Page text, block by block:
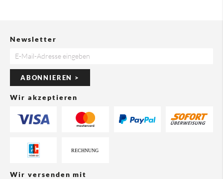
Newsletter
ABONNIEREN >
Wir akzeptieren
Wir versenden mit